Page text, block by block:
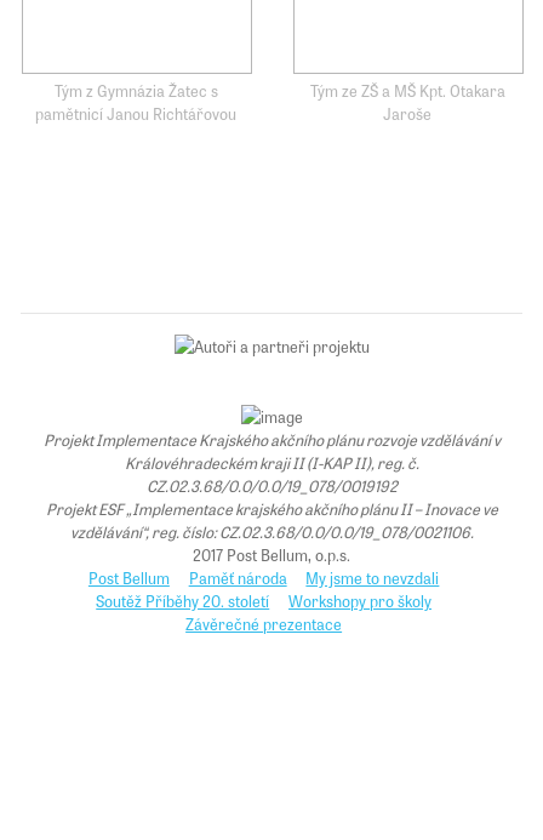
Tým z Gymnázia Žatec s
pamětnicí Janou Richtářovou
Tým ze ZŠ a MŠ Kpt. Otakara
Jaroše
Projekt Implementace Krajského akčního plánu rozvoje vzdělávání v
Královéhradeckém kraji II (I-KAP II), reg. č.
CZ.02.3.68/0.0/0.0/19_078/0019192
Projekt ESF „Implementace krajského akčního plánu II – Inovace ve
vzdělávání“, reg. číslo: CZ.02.3.68/0.0/0.0/19_078/0021106.
2017 Post Bellum, o.p.s.
Post Bellum
Paměť národa
My jsme to nevzdali
Soutěž Příběhy 20. století
Workshopy pro školy
Závěrečné prezentace